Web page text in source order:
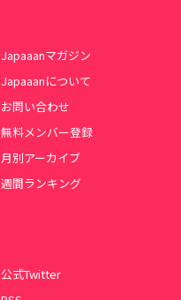
Japaaanマガジン
Japaaanについて
お問い合わせ
無料メンバー登録
月別アーカイブ
週間ランキング
公式Twitter